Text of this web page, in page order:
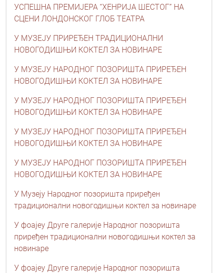
УСПЕШНА ПРЕМИЈЕРА “ХЕНРИЈА ШЕСТОГ” НА
СЦЕНИ ЛОНДОНСКОГ ГЛОБ ТЕАТРА
У МУЗЕЈУ ПРИРЕЂЕН ТРАДИЦИОНАЛНИ
НОВОГОДИШЊИ КОКТЕЛ ЗА НОВИНАРЕ
У МУЗЕЈУ НАРОДНОГ ПОЗОРИШТА ПРИРЕЂЕН
НОВОГОДИШЊИ КОКТЕЛ ЗА НОВИНАРЕ
У МУЗЕЈУ НАРОДНОГ ПОЗОРИШТА ПРИРЕЂЕН
НОВОГОДИШЊИ КОКТЕЛ ЗА НОВИНАРЕ
У МУЗЕЈУ НАРОДНОГ ПОЗОРИШТА ПРИРЕЂЕН
НОВОГОДИШЊИ КОКТЕЛ ЗА НОВИНАРЕ
У МУЗЕЈУ НАРОДНОГ ПОЗОРИШТА ПРИРЕЂЕН
НОВОГОДИШЊИ КОКТЕЛ ЗА НОВИНАРЕ
У Музеју Народног позоришта приређен
традиционални новогодишњи коктел за новинаре
У фоајеу Друге галерије Народног позоришта
приређен традиционални новогодишњи коктел за
новинаре
У фоајеу Друге галерије Народног позоришта